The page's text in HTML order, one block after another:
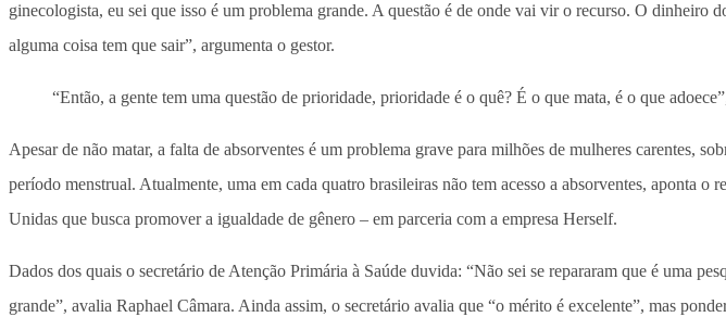
ginecologista, eu sei que isso é um problema grande. A questão é de onde vai vir o recurso. O
alguma coisa tem que sair”, argumenta o gestor.
“Então, a gente tem uma questão de prioridade, prioridade é o quê? É o que mata, é o que
Apesar de não matar, a falta de absorventes é um problema grave para milhões de mulheres carentes,
período menstrual. Atualmente, uma em cada quatro brasileiras não tem acesso a absorventes, aponta o
Unidas que busca promover a igualdade de gênero – em parceria com a empresa Herself.
Dados dos quais o secretário de Atenção Primária à Saúde duvida: “Não sei se repararam que é uma
grande”, avalia Raphael Câmara. Ainda assim, o secretário avalia que “o mérito é excelente”, mas